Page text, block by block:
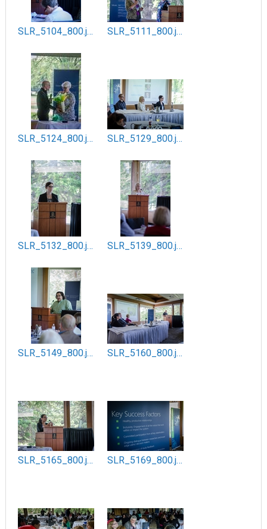
SLR_5104_800.jpg SLR_5111_800.jpg
SLR_5124_800.jpg SLR_5129_800.jpg
SLR_5132_800.jpg SLR_5139_800.jpg
SLR_5149_800.jpg SLR_5160_800.jpg
SLR_5165_800.jpg SLR_5169_800.jpg